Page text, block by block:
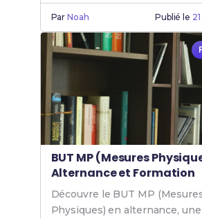
mieux t'orienter dans ton
ParNoah Publié le
BUT MP (Mesures
Alternance et Formation
Découvre le BUT MP
Physiques) en alternance,